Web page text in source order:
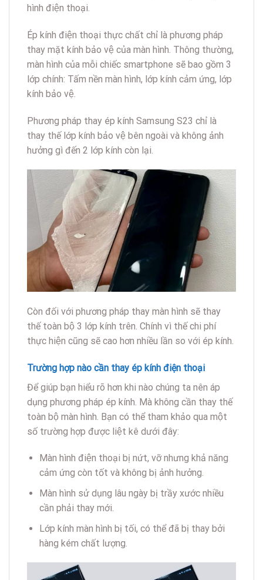
hình điện thoại.
Ép kính điện thoại thực chất chỉ là phương pháp
thay mặt kính bảo vệ của màn hình. Thông thường,
màn hình của mỗi chiếc smartphone sẽ bao gồm 3
lớp chính: Tấm nền màn hình, lớp kính cảm ứng, lớp
kính bảo vệ.
Phương pháp thay ép kính Samsung S23 chỉ là
thay thế lớp kính bảo vệ bên ngoài và không ảnh
hưởng gì đến 2 lớp kính còn lại.
Còn đối với phương pháp thay màn hình sẽ thay
thế toàn bộ 3 lớp kính trên. Chính vì thế chi phí
thực hiện cũng sẽ cao hơn nhiều lần so với ép kính.
Trường hợp nào cần thay ép kính điện thoại
Để giúp bạn hiểu rõ hơn khi nào chúng ta nên áp
dụng phương pháp ép kính. Mà không cần thay thế
toàn bộ màn hình. Bạn có thể tham khảo qua một
số trường hợp được liệt kê dưới đây:
Màn hình điện thoại bị nứt, vỡ nhưng khả năng
cảm ứng còn tốt và không bị ảnh hưởng.
Màn hình sử dụng lâu ngày bị trầy xước nhiều
cần phải thay mới.
Lớp kính màn hình bị tối, có thể đã bị thay bởi
hàng kém chất lượng.